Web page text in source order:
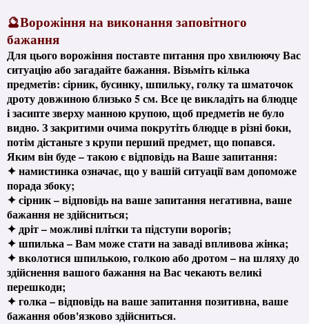
🔮Ворожіння на виконання заповітного
бажання
Для цього ворожіння поставте питання про хвилюючу Вас
ситуацію або загадайте бажання. Візьміть кілька
предметів: сірник, бусинку, шпильку, голку та шматочок
дроту довжиною близько 5 см. Все це викладіть на блюдце
і засипте зверху манною крупою, щоб предметів не було
видно. З закритими очима покрутіть блюдце в різні боки,
потім дістаньте з крупи перший предмет, що попався.
Яким він буде – такою є відповідь на Ваше запитання:
✦ намистинка означає, що у вашій ситуації вам допоможе
порада збоку;
✦ сірник – відповідь на ваше запитання негативна, ваше
бажання не здійсниться;
✦ дріт – можливі плітки та підступи ворогів;
✦ шпилька – Вам може стати на заваді впливова жінка;
✦ вколотися шпилькою, голкою або дротом – на шляху до
здійснення вашого бажання на Вас чекають великі
перешкоди;
✦ голка – відповідь на ваше запитання позитивна, ваше
бажання обов'язково здійсниться.